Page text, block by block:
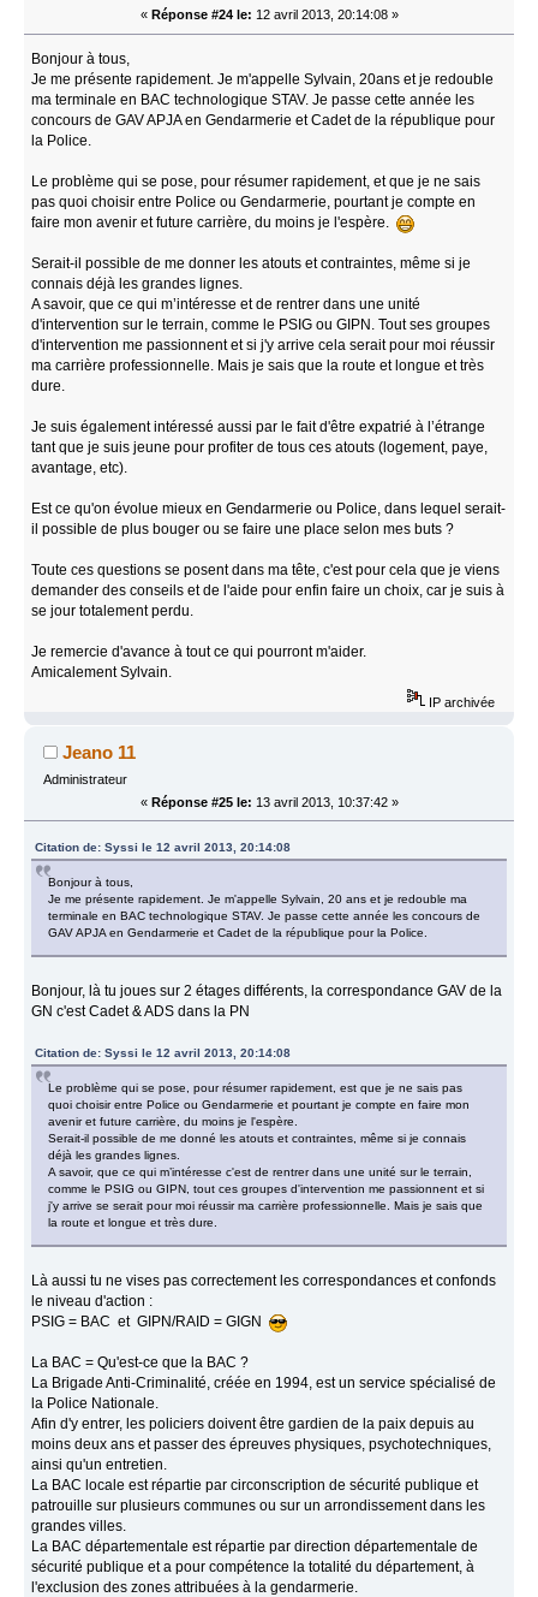
« Réponse #24 le: 12 avril 2013, 20:14:08 »
Bonjour à tous,
Je me présente rapidement. Je m'appelle Sylvain, 20ans et je redouble
ma terminale en BAC technologique STAV. Je passe cette année les
concours de GAV APJA en Gendarmerie et Cadet de la république pour
la Police.
Le problème qui se pose, pour résumer rapidement, et que je ne sais
pas quoi choisir entre Police ou Gendarmerie, pourtant je compte en
faire mon avenir et future carrière, du moins je l'espère.
Serait-il possible de me donner les atouts et contraintes, même si je
connais déjà les grandes lignes.
A savoir, que ce qui m’intéresse et de rentrer dans une unité
d'intervention sur le terrain, comme le PSIG ou GIPN. Tout ses groupes
d'intervention me passionnent et si j'y arrive cela serait pour moi réussir
ma carrière professionnelle. Mais je sais que la route et longue et très
dure.
Je suis également intéressé aussi par le fait d'être expatrié à l’étrange
tant que je suis jeune pour profiter de tous ces atouts (logement, paye,
avantage, etc).
Est ce qu'on évolue mieux en Gendarmerie ou Police, dans lequel serait-
il possible de plus bouger ou se faire une place selon mes buts ?
Toute ces questions se posent dans ma tête, c'est pour cela que je viens
demander des conseils et de l'aide pour enfin faire un choix, car je suis à
se jour totalement perdu.
Je remercie d'avance à tout ce qui pourront m'aider.
Amicalement Sylvain.
IP archivée
Jeano 11
Administrateur
« Réponse #25 le: 13 avril 2013, 10:37:42 »
Citation de: Syssi le 12 avril 2013, 20:14:08
Bonjour à tous,
Je me présente rapidement. Je m'appelle Sylvain, 20 ans et je redouble ma
terminale en BAC technologique STAV. Je passe cette année les concours de
GAV APJA en Gendarmerie et Cadet de la république pour la Police.
Bonjour, là tu joues sur 2 étages différents, la correspondance GAV de la
GN c'est Cadet & ADS dans la PN
Citation de: Syssi le 12 avril 2013, 20:14:08
Le problème qui se pose, pour résumer rapidement, est que je ne sais pas
quoi choisir entre Police ou Gendarmerie et pourtant je compte en faire mon
avenir et future carrière, du moins je l'espère.
Serait-il possible de me donné les atouts et contraintes, même si je connais
déjà les grandes lignes.
A savoir, que ce qui m’intéresse c'est de rentrer dans une unité sur le terrain,
comme le PSIG ou GIPN, tout ces groupes d'intervention me passionnent et si
j'y arrive se serait pour moi réussir ma carrière professionnelle. Mais je sais que
la route et longue et très dure.
Là aussi tu ne vises pas correctement les correspondances et confonds
le niveau d'action :
PSIG = BAC et GIPN/RAID = GIGN
La BAC = Qu'est-ce que la BAC ?
La Brigade Anti-Criminalité, créée en 1994, est un service spécialisé de
la Police Nationale.
Afin d'y entrer, les policiers doivent être gardien de la paix depuis au
moins deux ans et passer des épreuves physiques, psychotechniques,
ainsi qu'un entretien.
La BAC locale est répartie par circonscription de sécurité publique et
patrouille sur plusieurs communes ou sur un arrondissement dans les
grandes villes.
La BAC départementale est répartie par direction départementale de
sécurité publique et a pour compétence la totalité du département, à
l'exclusion des zones attribuées à la gendarmerie.